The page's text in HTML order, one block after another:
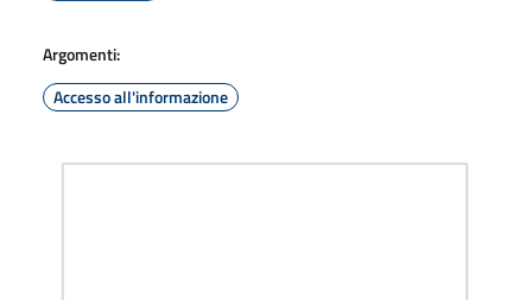
Argomenti:
Accesso all'informazione